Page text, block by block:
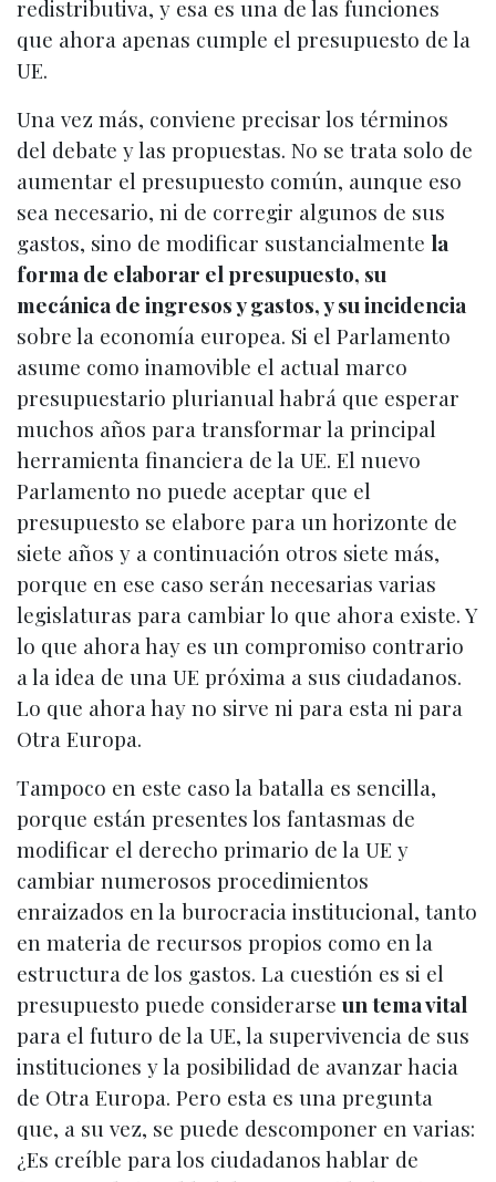
redistributiva, y esa es una de las funciones
que ahora apenas cumple el presupuesto de la
UE.
Una vez más, conviene precisar los términos
del debate y las propuestas. No se trata solo de
aumentar el presupuesto común, aunque eso
sea necesario, ni de corregir algunos de sus
gastos, sino de modificar sustancialmente la
forma de elaborar el presupuesto, su
mecánica de ingresos y gastos, y su incidencia
sobre la economía europea. Si el Parlamento
asume como inamovible el actual marco
presupuestario plurianual habrá que esperar
muchos años para transformar la principal
herramienta financiera de la UE. El nuevo
Parlamento no puede aceptar que el
presupuesto se elabore para un horizonte de
siete años y a continuación otros siete más,
porque en ese caso serán necesarias varias
legislaturas para cambiar lo que ahora existe. Y
lo que ahora hay es un compromiso contrario
a la idea de una UE próxima a sus ciudadanos.
Lo que ahora hay no sirve ni para esta ni para
Otra Europa.
Tampoco en este caso la batalla es sencilla,
porque están presentes los fantasmas de
modificar el derecho primario de la UE y
cambiar numerosos procedimientos
enraizados en la burocracia institucional, tanto
en materia de recursos propios como en la
estructura de los gastos. La cuestión es si el
presupuesto puede considerarse un tema vital
para el futuro de la UE, la supervivencia de sus
instituciones y la posibilidad de avanzar hacia
de Otra Europa. Pero esta es una pregunta
que, a su vez, se puede descomponer en varias:
¿Es creíble para los ciudadanos hablar de